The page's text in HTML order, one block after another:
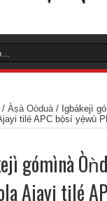
/ Àṣà Oòduà/ Igbákejì
tilé APC bọ́sí yẹ̀wù
gómìnà
Ajayi tilé